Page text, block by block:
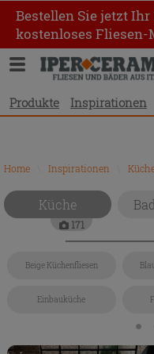
Bestellen Sie jetzt Ihr
kostenloses Fliesen-
Produkte Inspirationen
Home Inspirationen
Küche
171
Beige Küchenfliesen
Einbauküche